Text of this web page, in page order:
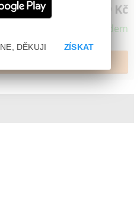
349 Kč
Skladem
ZÍSKAT
NE, DĚKUJI